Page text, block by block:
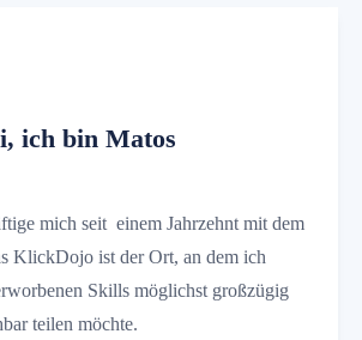
ich bin Matos
mich seit einem Jahrzehnt mit dem
KlickDojo ist der Ort, an dem ich
Skills möglichst großzügig
teilen möchte.